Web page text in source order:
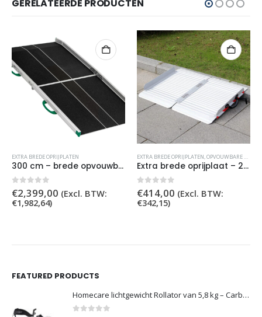
GERELATEERDE PRODUCTEN
EXTRA BREDE OPRIJPLATEN
300 cm – brede opvouwbare oprijplaat
0out of 5
€2,399,00 (Excl. BTW:
€1,982,64)
EXTRA BREDE OPRIJPLATEN,OPVOUWBARE OPRIJPLATEN
Extra brede oprijplaat – 240 cm – opvouwbaar
0out of 5
€414,00 (Excl. BTW:
€342,15)
FEATURED PRODUCTS
Homecare lichtgewicht Rollator van 5,8 kg – Carbon rollator tot 150 kg draaggewicht – Dubbel opvouwbaar en inclusief reistas - Rood